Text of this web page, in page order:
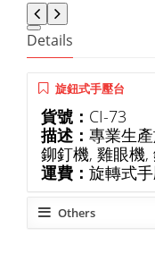
Details
旋鈕式手壓台
貨號： CI-73
描述： 專業生
鉚釘機, 雞眼機,
運費： 旋轉式
Others